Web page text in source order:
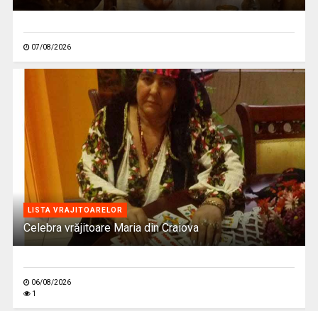
07/08/2026
LISTA VRAJITOARELOR
Celebra vrăjitoare Maria din Craiova
06/08/2026
1